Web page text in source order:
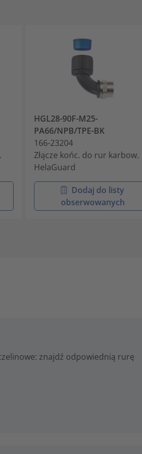
HGL28-90F-M25-
PA66/NPB/TPE-BK
166-23204
Złącze końc. do rur karbow.
HelaGuard
Dodaj do listy
obserwowanych
znajdź odpowiednią rurę